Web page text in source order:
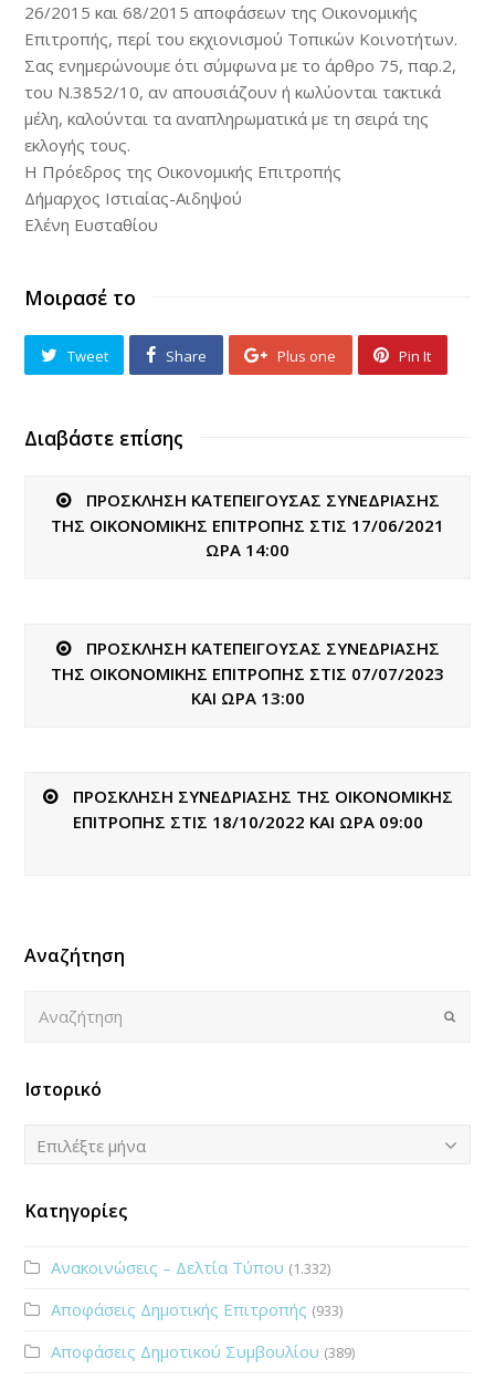
26/2015 και 68/2015 αποφάσεων της Οικονομικής
Επιτροπής, περί του εκχιονισμού Τοπικών Κοινοτήτων.
Σας ενημερώνουμε ότι σύμφωνα με το άρθρο 75, παρ.2,
του Ν.3852/10, αν απουσιάζουν ή κωλύονται τακτικά
μέλη, καλούνται τα αναπληρωματικά με τη σειρά της
εκλογής τους.
Η Πρόεδρος της Οικονομικής Επιτροπής
Δήμαρχος Ιστιαίας-Αιδηψού
Ελένη Ευσταθίου
Μοιρασέ το
Tweet Share Plus one Pin It
Διαβάστε επίσης
ΠΡΟΣΚΛΗΣΗ ΚΑΤΕΠΕΙΓΟΥΣΑΣ ΣΥΝΕΔΡΙΑΣΗΣ
ΤΗΣ ΟΙΚΟΝΟΜΙΚΗΣ ΕΠΙΤΡΟΠΗΣ ΣΤΙΣ 17/06/2021
ΩΡΑ 14:00
ΠΡΟΣΚΛΗΣΗ ΚΑΤΕΠΕΙΓΟΥΣΑΣ ΣΥΝΕΔΡΙΑΣΗΣ
ΤΗΣ ΟΙΚΟΝΟΜΙΚΗΣ ΕΠΙΤΡΟΠΗΣ ΣΤΙΣ 07/07/2023
ΚΑΙ ΩΡΑ 13:00
ΠΡΟΣΚΛΗΣΗ ΣΥΝΕΔΡΙΑΣΗΣ ΤΗΣ ΟΙΚΟΝΟΜΙΚΗΣ
ΕΠΙΤΡΟΠΗΣ ΣΤΙΣ 18/10/2022 ΚΑΙ ΩΡΑ 09:00
Αναζήτηση
Submit
Ιστορικό
Ιστορικό
Επιλέξτε μήνα
Κατηγορίες
Ανακοινώσεις – Δελτία Τύπου (1.332)
Αποφάσεις Δημοτικής Επιτροπής (933)
Αποφάσεις Δημοτικού Συμβουλίου (389)